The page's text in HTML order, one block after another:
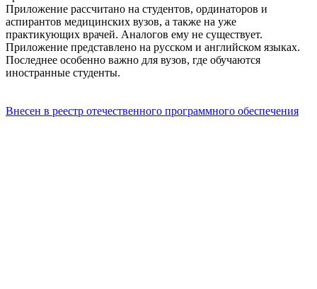
Приложение рассчитано на студентов, ординаторов и
аспирантов медицинских вузов, а также на уже
практикующих врачей. Аналогов ему не существует.
Приложение представлено на русском и английском языках.
Последнее особенно важно для вузов, где обучаются
иностранные студенты.
Внесен в реестр отечественного программного обеспечения